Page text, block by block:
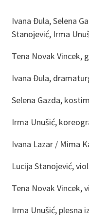
Ivana Đula, Selena
Stanojević, Irma
Tena Novak Vincek,
Ivana Đula,
Selena Gazda,
Irma Unušić,
Ivana Lazar / Mima
Lucija Stanojević,
Tena Novak Vincek,
Irma Unušić, plesna